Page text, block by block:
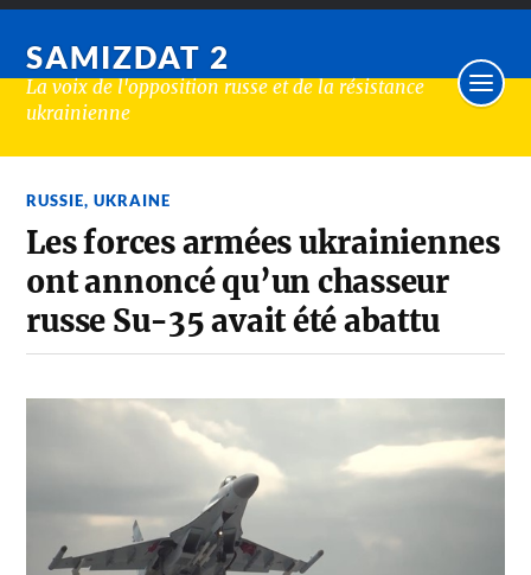
SAMIZDAT 2
La voix de l'opposition russe et de la résistance
ukrainienne
RUSSIE,UKRAINE
Les forces armées ukrainiennes
ont annoncé qu’un chasseur
russe Su-35 avait été abattu